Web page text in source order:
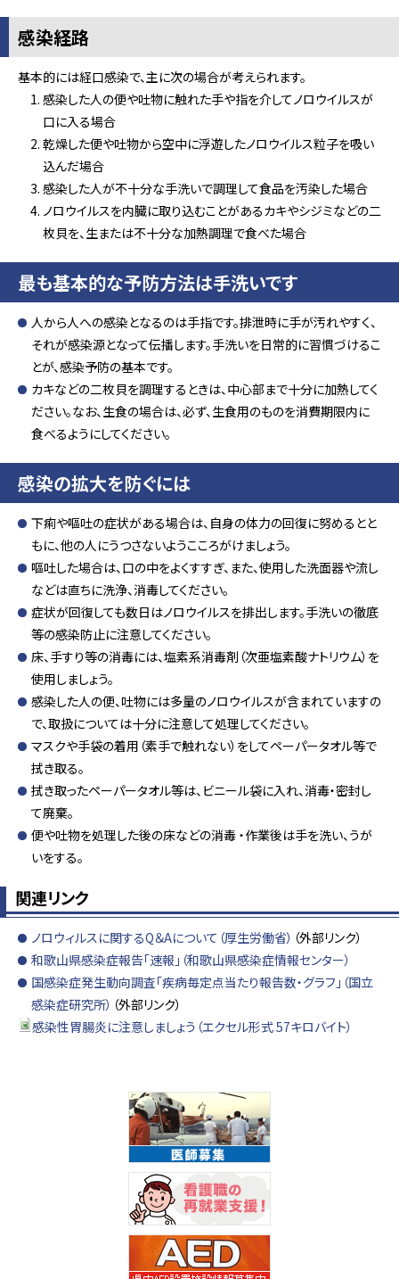
感染経路
基本的には経口感染で、主に次の場合が考えられます。
感染した人の便や吐物に触れた手や指を介してノロウイルスが
口に入る場合
乾燥した便や吐物から空中に浮遊したノロウイルス粒子を吸い
込んだ場合
感染した人が不十分な手洗いで調理して食品を汚染した場合
ノロウイルスを内臓に取り込むことがあるカキやシジミなどの二
枚貝を、生または不十分な加熱調理で食べた場合
最も基本的な予防方法は手洗いです
人から人への感染となるのは手指です。排泄時に手が汚れやすく、
それが感染源となって伝播します。手洗いを日常的に習慣づけるこ
とが、感染予防の基本です。
カキなどの二枚貝を調理するときは、中心部まで十分に加熱してく
ださい。なお、生食の場合は、必ず、生食用のものを消費期限内に
食べるようにしてください。
感染の拡大を防ぐには
下痢や嘔吐の症状がある場合は、自身の体力の回復に努めるとと
もに、他の人にうつさないようこころがけましょう。
嘔吐した場合は、口の中をよくすすぎ、また、使用した洗面器や流し
などは直ちに洗浄、消毒してください。
症状が回復しても数日はノロウイルスを排出します。手洗いの徹底
等の感染防止に注意してください。
床、手すり等の消毒には、塩素系消毒剤（次亜塩素酸ナトリウム）を
使用しましょう。
感染した人の便、吐物には多量のノロウイルスが含まれていますの
で、取扱については十分に注意して処理してください。
マスクや手袋の着用（素手で触れない）をしてペーパータオル等で
拭き取る。
拭き取ったペーパータオル等は、ビニール袋に入れ、消毒・密封し
て廃棄。
便や吐物を処理した後の床などの消毒 ・作業後は手を洗い、うが
いをする。
関連リンク
ノロウィルスに関するQ＆Aについて（厚生労働省） （外部リンク）
和歌山県感染症報告「速報」（和歌山県感染症情報センター）
国感染症発生動向調査「疾病毎定点当たり報告数・グラフ」（国立
感染症研究所） （外部リンク）
感染性胃腸炎に注意しましょう（エクセル形式 57キロバイト）